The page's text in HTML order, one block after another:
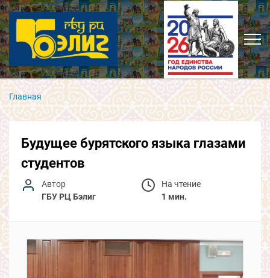
Главная
Будущее бурятского языка глазами
студентов
Автор
ГБУ РЦ Бэлиг
На чтение
1 мин.